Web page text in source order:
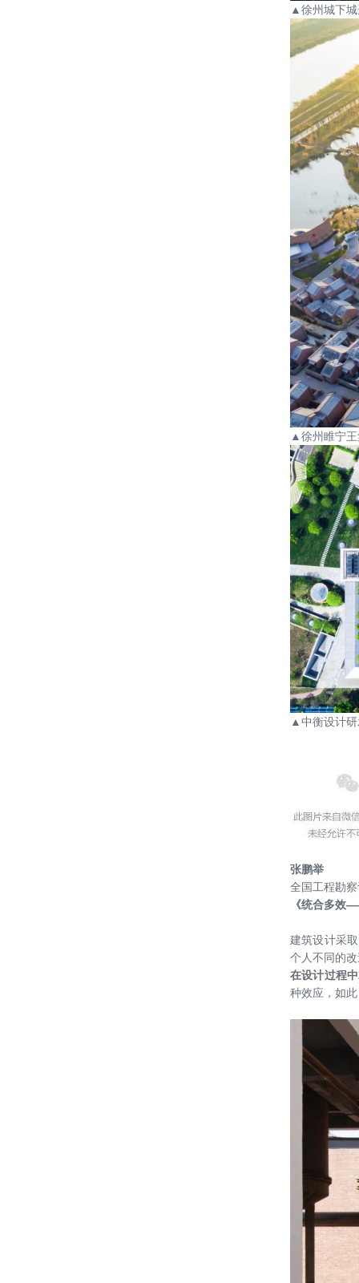
▲徐州城下
▲徐州睢宁
▲中衡设计
张鹏举
全国工程勘
《统合多效
建筑设计采
个人不同的
在设计过程
种效应，如